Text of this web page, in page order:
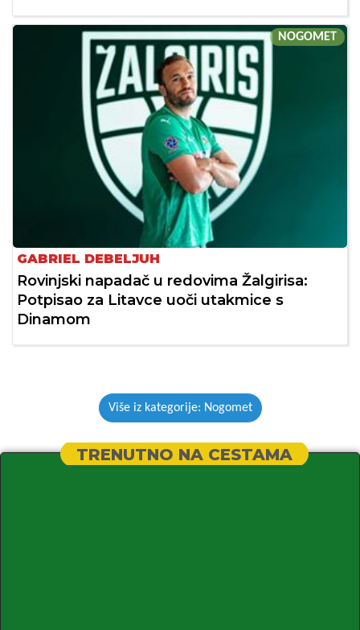
NOGOMET
GABRIEL DEBELJUH
Rovinjski napadač u redovima Žalgirisa:
Potpisao za Litavce uoči utakmice s
Dinamom
Više iz kategorije: Nogomet
TRENUTNO NA CESTAMA